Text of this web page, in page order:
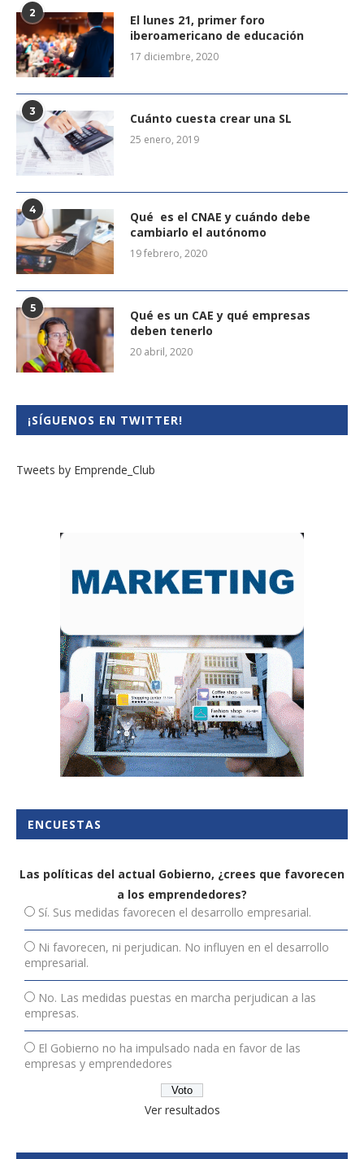
2
El lunes 21, primer foro
iberoamericano de educación
17 diciembre, 2020
3 Cuánto cuesta crear una SL
25 enero, 2019
4
Qué es el CNAE y cuándo debe
cambiarlo el autónomo
19 febrero, 2020
5
Qué es un CAE y qué empresas
deben tenerlo
20 abril, 2020
¡SÍGUENOS EN TWITTER!
Tweets by Emprende_Club
ENCUESTAS
Las políticas del actual Gobierno, ¿crees que favorecen
a los emprendedores?
Sí. Sus medidas favorecen el desarrollo empresarial.
Ni favorecen, ni perjudican. No influyen en el desarrollo
empresarial.
No. Las medidas puestas en marcha perjudican a las
empresas.
El Gobierno no ha impulsado nada en favor de las
empresas y emprendedores
Ver resultados